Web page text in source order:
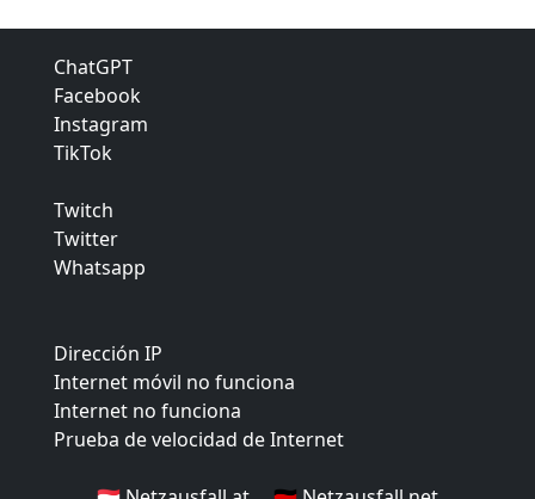
ChatGPT
Facebook
Instagram
TikTok
Twitch
Twitter
Whatsapp
Dirección IP
Internet móvil no funciona
Internet no funciona
Prueba de velocidad de Internet